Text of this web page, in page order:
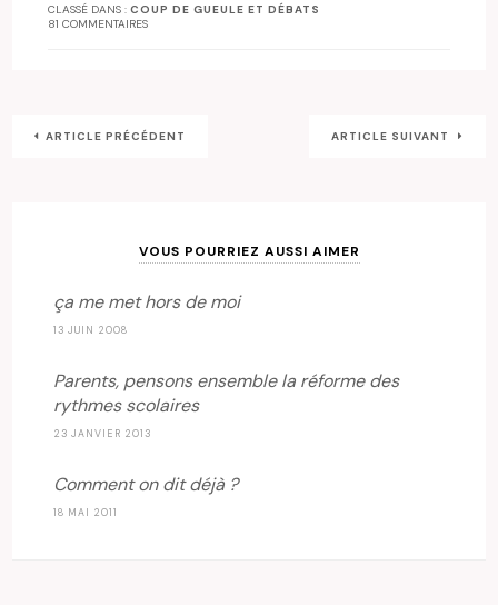
CLASSÉ DANS :COUP DE GUEULE ET DÉBATS
81 COMMENTAIRES
ARTICLE PRÉCÉDENT ARTICLE SUIVANT
VOUS POURRIEZ AUSSI AIMER
ça me met hors de moi
13 JUIN 2008
Parents, pensons ensemble la réforme des
rythmes scolaires
23 JANVIER 2013
Comment on dit déjà ?
18 MAI 2011